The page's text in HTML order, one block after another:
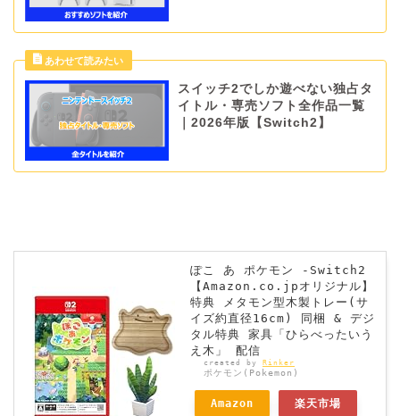
スイッチ2でしか遊べない独占タ
イトル・専売ソフト全作品一覧
｜2026年版【Switch2】
ぽこ あ ポケモン -Switch2
【Amazon.co.jpオリジナル】
特典 メタモン型木製トレー(サ
イズ約直径16cm) 同梱 & デジ
タル特典 家具「ひらべったいう
え木」 配信
created by Rinker
ポケモン(Pokemon)
Amazon 楽天市場